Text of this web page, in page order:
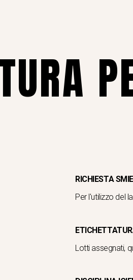
RICHIESTA
Per l'utilizzo del
Lotti assegnati,